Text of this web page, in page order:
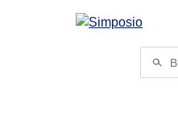
Buscar
por: